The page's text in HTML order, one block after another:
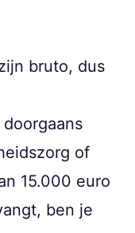
bruto, dus
of
15.000 euro
ben je